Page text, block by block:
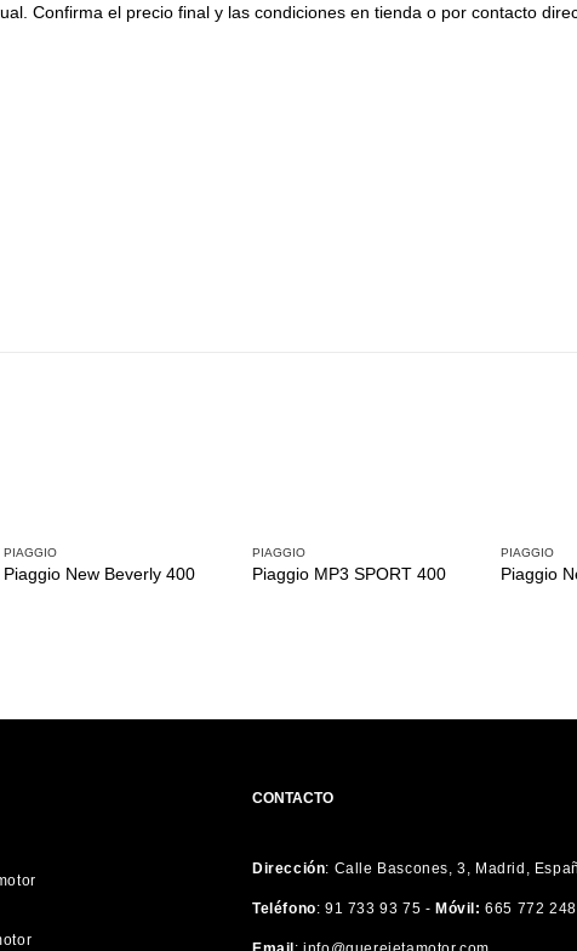
Confirma el precio final y las condiciones en tienda o por contacto
PIAGGIO
Piaggio New Beverly 400
PIAGGIO
Piaggio MP3 SPORT 400
PIAGGIO
Piaggio
CONTACTO
Dirección: Calle Bascones, 3, Madrid,
Teléfono: 91 733 93 75 -Móvil: 665 772 248